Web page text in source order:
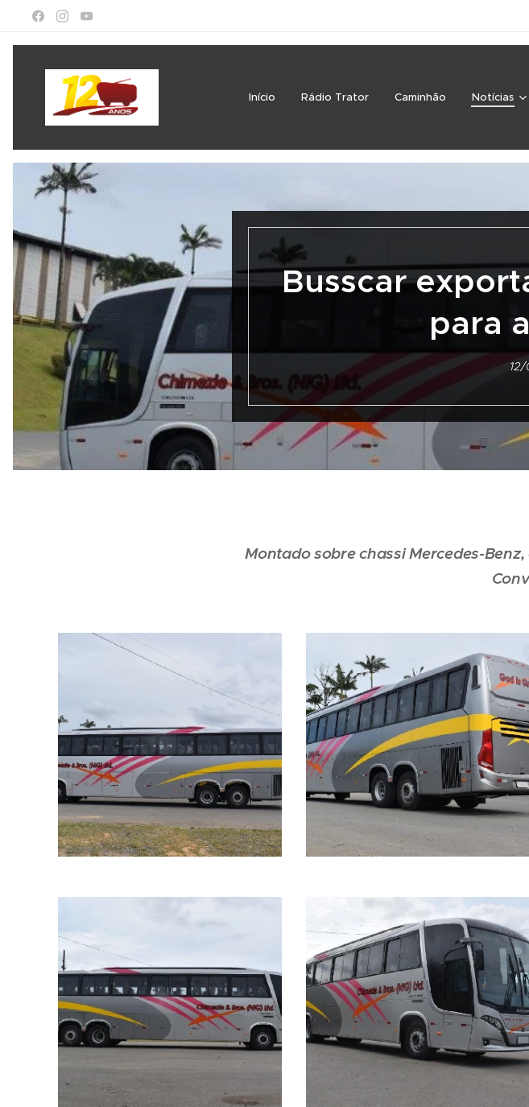
Início Rádio Trator Caminhão Notícias
Busscar
para
Montado sobre chassi Mercedes-